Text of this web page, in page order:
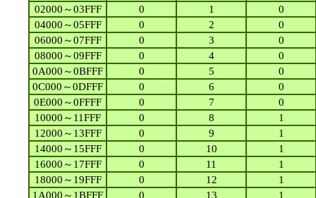
02000～03FFF
0 1
0
04000～05FFF
0 2
0
06000～07FFF
0 3
0
08000～09FFF
0 4
0
0A000～0BFFF
0 5
0
0C000～0DFFF
0 6
0
0E000～0FFFF
0 7
0
10000～11FFF
0 8
1
12000～13FFF
0 9
1
14000～15FFF
0 10
1
16000～17FFF
0 11
1
18000～19FFF
0 12
1
1A000～1BFFF
0 13
1